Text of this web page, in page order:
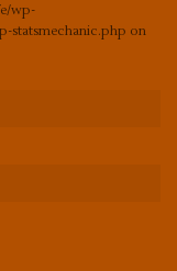
wp-
statsmechanic.php on